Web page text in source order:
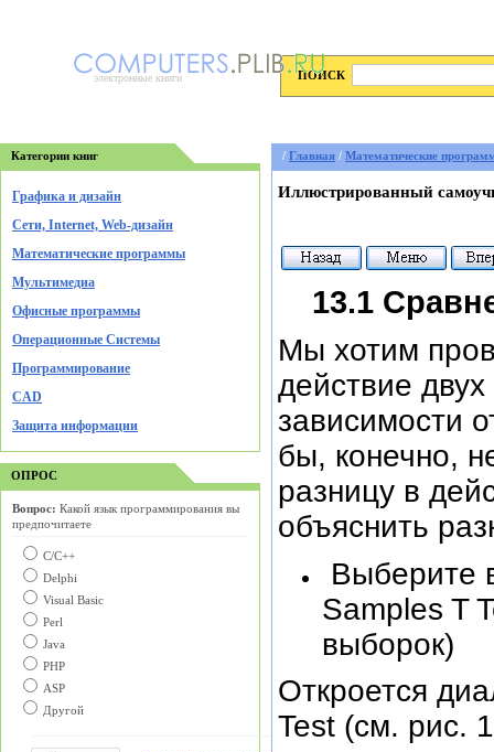
электронные книги ПОИСК
Категории книг
Графика и дизайн
Cети, Internet, Web-дизайн
Математические программы
Мультимедиа
Офисные программы
Операционные Системы
Программирование
CAD
Защита информации
ОПРОС
Вопрос: Какой язык программирования вы
предпочитаете
С/C++
Delphi
Visual Basic
Perl
Java
PHP
ASP
Другой
/ Главная / Математические
Иллюстрированный
13.1
Мы хотим
действие
зависимости
бы, конечно,
разницу в
объяснить
Выберите
Samples T
выборок)
Откроется
Test (см. рис.